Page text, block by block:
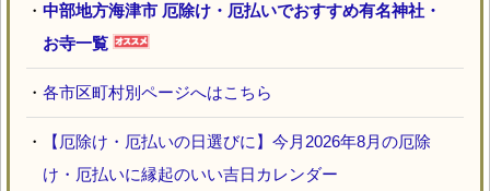
・ 中部地方海津市 厄除け・厄払いでおすすめ有名神社・
お寺一覧
・ 各市区町村別ページへはこちら
・
【厄除け・厄払いの日選びに】今月2026年8月の厄除
け・厄払いに縁起のいい吉日カレンダー